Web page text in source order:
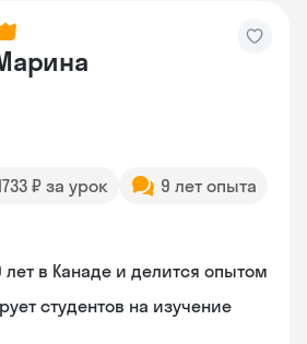
₽ за урок
9 лет опыта
лет в Канаде и делится опытом
студентов на изучение